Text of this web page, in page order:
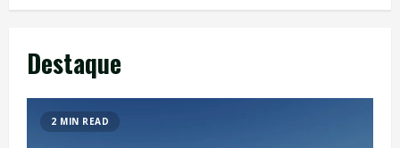
Destaque
2 MIN READ